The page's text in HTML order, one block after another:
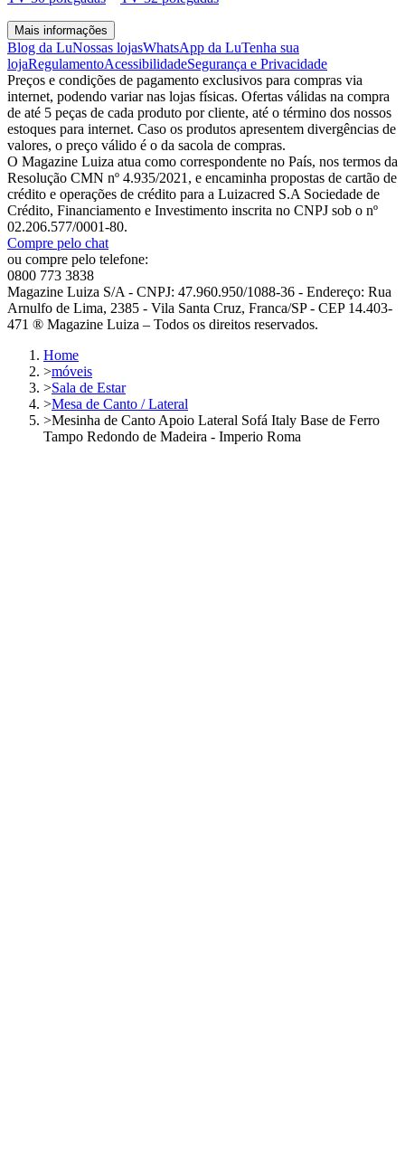
Mais informações
Blog da LuNossas lojasWhatsApp da LuTenha sua
lojaRegulamentoAcessibilidadeSegurança e Privacidade
Preços e condições de pagamento exclusivos para compras via
internet, podendo variar nas lojas físicas. Ofertas válidas na compra
de até 5 peças de cada produto por cliente, até o término dos nossos
estoques para internet. Caso os produtos apresentem divergências de
valores, o preço válido é o da sacola de compras.
O Magazine Luiza atua como correspondente no País, nos termos da
Resolução CMN nº 4.935/2021, e encaminha propostas de cartão de
crédito e operações de crédito para a Luizacred S.A Sociedade de
Crédito, Financiamento e Investimento inscrita no CNPJ sob o nº
02.206.577/0001-80.
Compre pelo chat
ou compre pelo telefone:
0800 773 3838
Magazine Luiza S/A - CNPJ: 47.960.950/1088-36 - Endereço: Rua
Arnulfo de Lima, 2385 - Vila Santa Cruz, Franca/SP - CEP 14.403-
471 ® Magazine Luiza – Todos os direitos reservados.
Home
>móveis
>Sala de Estar
>Mesa de Canto / Lateral
>Mesinha de Canto Apoio Lateral Sofá Italy Base de Ferro
Tampo Redondo de Madeira - Imperio Roma